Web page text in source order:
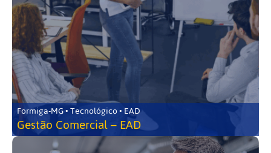
Formiga-MG • Tecnológico • EAD
Gestão Comercial – EAD